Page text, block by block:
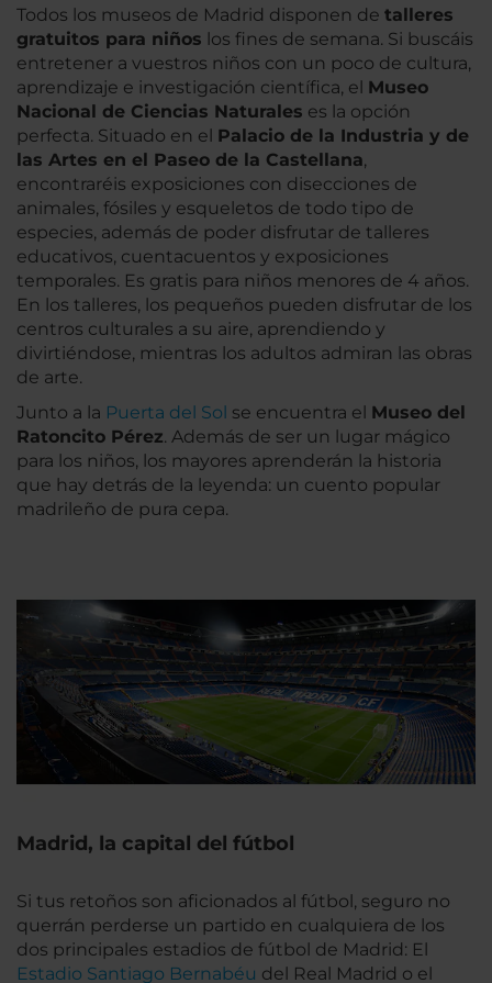
Todos los museos de Madrid disponen de talleres
gratuitos para niños los fines de semana. Si buscáis
entretener a vuestros niños con un poco de cultura,
aprendizaje e investigación científica, el Museo
Nacional de Ciencias Naturales es la opción
perfecta. Situado en el Palacio de la Industria y de
las Artes en el Paseo de la Castellana,
encontraréis exposiciones con disecciones de
animales, fósiles y esqueletos de todo tipo de
especies, además de poder disfrutar de talleres
educativos, cuentacuentos y exposiciones
temporales. Es gratis para niños menores de 4 años.
En los talleres, los pequeños pueden disfrutar de los
centros culturales a su aire, aprendiendo y
divirtiéndose, mientras los adultos admiran las obras
de arte.
Junto a la Puerta del Sol se encuentra el Museo del
Ratoncito Pérez. Además de ser un lugar mágico
para los niños, los mayores aprenderán la historia
que hay detrás de la leyenda: un cuento popular
madrileño de pura cepa.
Madrid, la capital del fútbol
Si tus retoños son aficionados al fútbol, seguro no
querrán perderse un partido en cualquiera de los
dos principales estadios de fútbol de Madrid: El
Estadio Santiago Bernabéu del Real Madrid o el